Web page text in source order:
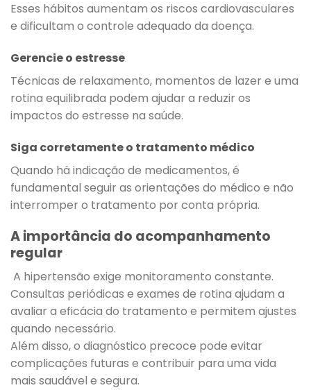
Esses hábitos aumentam os riscos cardiovasculares
e dificultam o controle adequado da doença.
Gerencie o estresse
Técnicas de relaxamento, momentos de lazer e uma
rotina equilibrada podem ajudar a reduzir os
impactos do estresse na saúde.
Siga corretamente o tratamento médico
Quando há indicação de medicamentos, é
fundamental seguir as orientações do médico e não
interromper o tratamento por conta própria.
A importância do acompanhamento
regular
A hipertensão exige monitoramento constante.
Consultas periódicas e exames de rotina ajudam a
avaliar a eficácia do tratamento e permitem ajustes
quando necessário.
Além disso, o diagnóstico precoce pode evitar
complicações futuras e contribuir para uma vida
mais saudável e segura.